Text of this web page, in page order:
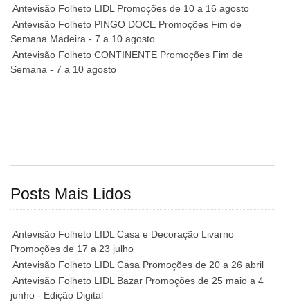
Antevisão Folheto LIDL Promoções de 10 a 16 agosto
Antevisão Folheto PINGO DOCE Promoções Fim de
Semana Madeira - 7 a 10 agosto
Antevisão Folheto CONTINENTE Promoções Fim de
Semana - 7 a 10 agosto
Posts Mais Lidos
Antevisão Folheto LIDL Casa e Decoração Livarno
Promoções de 17 a 23 julho
Antevisão Folheto LIDL Casa Promoções de 20 a 26 abril
Antevisão Folheto LIDL Bazar Promoções de 25 maio a 4
junho - Edição Digital